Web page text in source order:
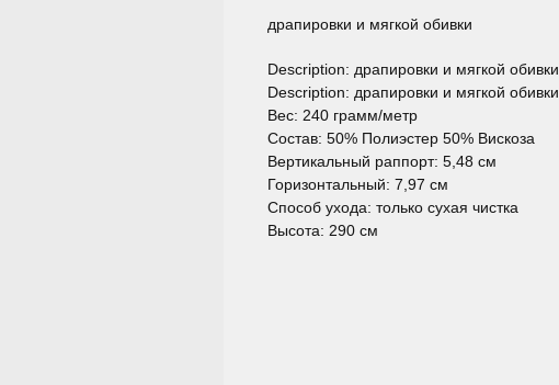
драпировки и мягкой обивки
Description: драпировки и мягкой обивки
Description: драпировки и мягкой обивки
Вес: 240 грамм/метр
Состав: 50% Полиэстер 50% Вискоза
Вертикальный раппорт: 5,48 см
Горизонтальный: 7,97 см
Способ ухода: только сухая чистка
Высота: 290 см